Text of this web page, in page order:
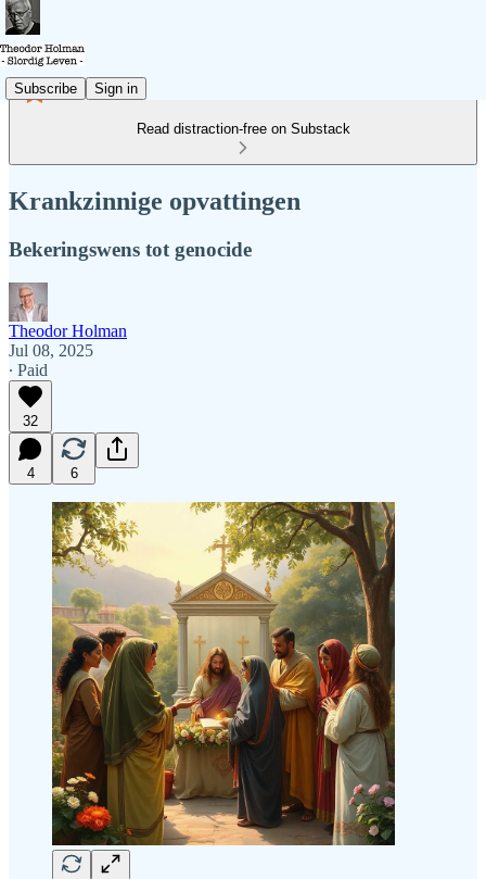
Subscribe Sign in
Read distraction-free on Substack
Krankzinnige opvattingen
Bekeringswens tot genocide
Theodor Holman
Jul 08, 2025
∙ Paid
32
4 6